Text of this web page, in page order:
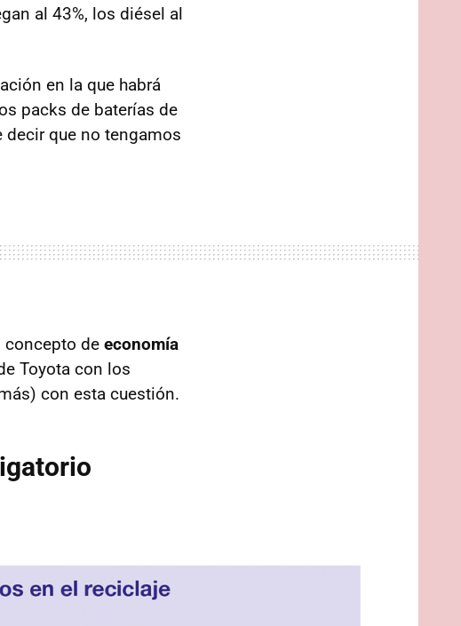
al 43%, los diésel al
en la que habrá
packs de baterías de
decir que no tengamos
concepto de economía
Toyota con los
con esta cuestión.